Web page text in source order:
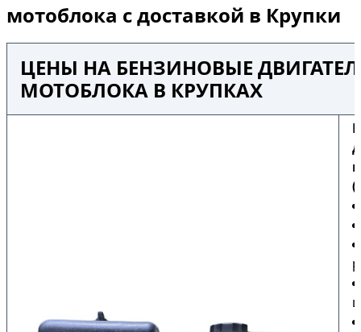
мотоблока с доставкой в Крупки
ЦЕНЫ НА БЕНЗИНОВЫЕ
МОТОБЛОКА В КРУПКАХ